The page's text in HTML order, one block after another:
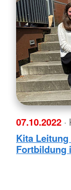
07.10.2022
Kita
Fortbildung